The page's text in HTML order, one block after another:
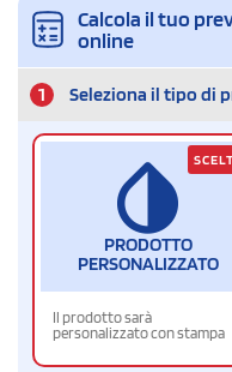
Calcola il tuo
online
1 Seleziona il tipo di
PRODOTTO
PERSONALIZZATO
Il prodotto sarà
personalizzato con stampa